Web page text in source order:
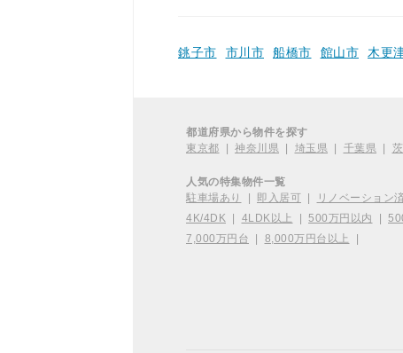
銚子市 市川市 船橋市 館山市 木更
都道府県から物件を探す
東京都
神奈川県 埼玉県 千葉県
人気の特集物件一覧
駐車場あり
即入居可 リノベーション済
4K/4DK
4LDK以上 500万円以内
7,000万円台
8,000万円台以上